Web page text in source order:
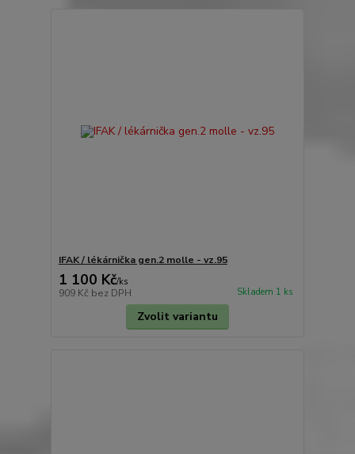
IFAK / lékárnička gen.2 molle - vz.95
1 100 Kč/ks
909 Kč bez DPH Skladem 1 ks
Zvolit variantu